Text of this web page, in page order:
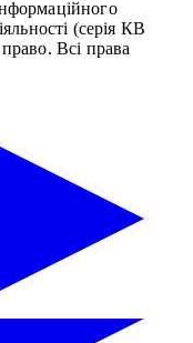
(серія КВ
Всі права